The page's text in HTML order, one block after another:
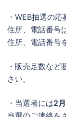
・WEB抽選の
住所、電話番号
住所、電話番号
・販売足数な
さい。
・当選者には2